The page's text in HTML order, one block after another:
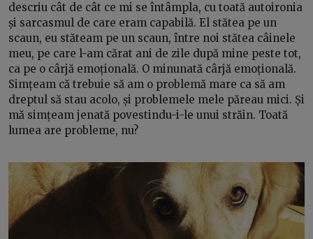
descriu cât de cât ce mi se întâmpla, cu toată autoironia
și sarcasmul de care eram capabilă. El stătea pe un
scaun, eu stăteam pe un scaun, între noi stătea câinele
meu, pe care l-am cărat ani de zile după mine peste tot,
ca pe o cârjă emoțională. O minunată cârjă emoțională.
Simțeam că trebuie să am o problemă mare ca să am
dreptul să stau acolo, și problemele mele păreau mici. Și
mă simțeam jenată povestindu-i-le unui străin. Toată
lumea are probleme, nu?